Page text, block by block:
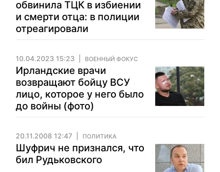
обвинила ТЦК в избиении
и смерти отца: в полиции
отреагировали
10.04.2023 15:23 ВОЕННЫЙ ФОКУС
Ирландские врачи
возвращают бойцу ВСУ
лицо, которое у него было
до войны (фото)
20.11.2008 12:47 ПОЛИТИКА
Шуфрич не признался, что
бил Рудьковского